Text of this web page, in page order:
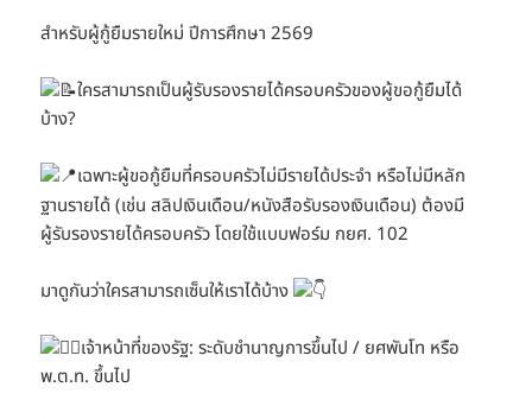
สำหรับผู้กู้ยืมรายใหม่ ปีการศึกษา 2569
ใครสามารถเป็นผู้รับรองรายได้ครอบครัวของผู้ขอกู้ยืมได้
บ้าง?
เฉพาะผู้ขอกู้ยืมที่ครอบครัวไม่มีรายได้ประจำ หรือไม่มีหลัก
ฐานรายได้ (เช่น สลิปเงินเดือน/หนังสือรับรองเงินเดือน) ต้องมี
ผู้รับรองรายได้ครอบครัว โดยใช้แบบฟอร์ม กยศ. 102
มาดูกันว่าใครสามารถเซ็นให้เราได้บ้าง
เจ้าหน้าที่ของรัฐ: ระดับชำนาญการขึ้นไป / ยศพันโท หรือ
พ.ต.ท. ขึ้นไป